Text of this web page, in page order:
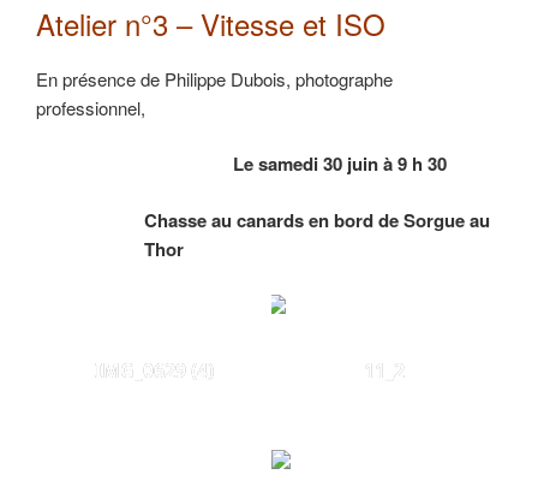
Atelier n°3 – Vitesse et ISO
En présence de Philippe Dubois, photographe
professionnel,
Le samedi 30 juin à 9 h 30
Chasse au canards en bord de Sorgue au
Thor
IMG_0629 (4) 11_2